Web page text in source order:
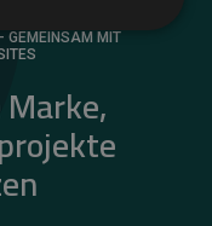
GEMEINSAM MIT